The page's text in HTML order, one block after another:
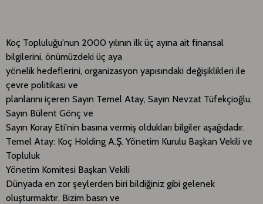
Koç Topluluğu'nun 2000 yılının ilk üç ayına ait finansal
bilgilerini, önümüzdeki üç aya
yönelik hedeflerini, organizasyon yapısındaki değişiklikleri ile
çevre politikası ve
planlarını içeren Sayın Temel Atay, Sayın Nevzat Tüfekçioğlu,
Sayın Bülent Gönç ve
Sayın Koray Eti'nin basına vermiş oldukları bilgiler aşağıdadır.
Temel Atay: Koç Holding A.Ş. Yönetim Kurulu Başkan Vekili ve
Topluluk
Yönetim Komitesi Başkan Vekili
Dünyada en zor şeylerden biri bildiğiniz gibi gelenek
oluşturmaktır. Bizim basın ve